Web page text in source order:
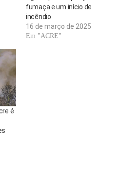
fumaça e um início de
incêndio
16 de março de 2025
Em "ACRE"
é